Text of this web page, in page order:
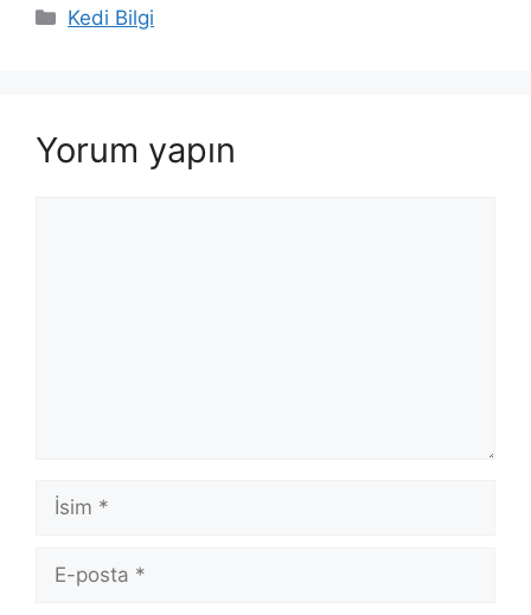
Kategoriler
Kedi Bilgi
Yorum yapın
İsim
posta